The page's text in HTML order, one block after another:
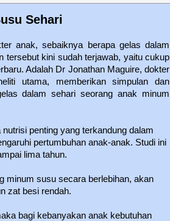
Sehari
anak, sebaiknya berapa gelas dalam
tersebut kini sudah terjawab, yaitu cukup
Adalah Dr Jonathan Maguire, dokter
utama, memberikan simpulan dan
dalam sehari seorang anak minum
penting yang terkandung dalam
pertumbuhan anak-anak. Studi ini
lima tahun.
minum susu secara berlebihan, akan
zat besi rendah.
bagi kebanyakan anak kebutuhan